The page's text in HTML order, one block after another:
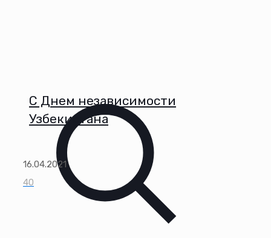
С Днем независимости
Узбекистана
16.04.2021
40